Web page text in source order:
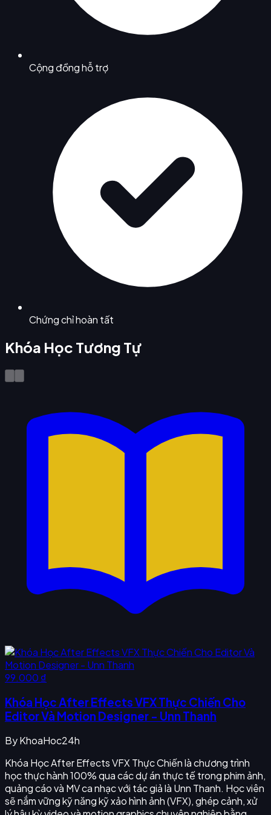
Cộng đồng hỗ trợ
Chứng chỉ hoàn tất
Khóa Học Tương Tự
99.000 ₫
Khóa Học After Effects VFX Thực Chiến Cho
Editor Và Motion Designer - Unn Thanh
ByKhoaHoc24h
Khóa Học After Effects VFX Thực Chiến là chương trình
học thực hành 100% qua các dự án thực tế trong phim ảnh,
quảng cáo và MV ca nhạc với tác giả là Unn Thanh. Học viên
sẽ nắm vững kỹ năng kỹ xảo hình ảnh (VFX), ghép cảnh, xử